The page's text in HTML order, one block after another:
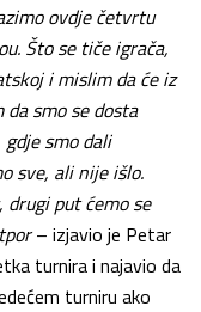
ovdje četvrtu
Što se tiče igrača,
i mislim da će iz
smo se dosta
smo dali
sve, ali nije išlo.
drugi put ćemo se
– izjavio je Petar
turnira i najavio da
turniru ako